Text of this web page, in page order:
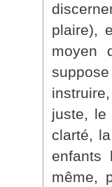
plaire),
moyen
juste, le
clarté,
enfants
même,